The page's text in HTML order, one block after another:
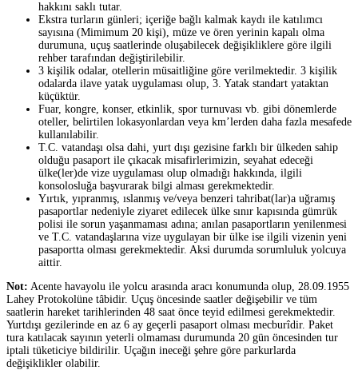
hakkını saklı tutar.
Ekstra turların günleri; içeriğe bağlı kalmak kaydı ile katılımcı
sayısına (Mimimum 20 kişi), müze ve ören yerinin kapalı olma
durumuna, uçuş saatlerinde oluşabilecek değişikliklere göre ilgili
rehber tarafından değiştirilebilir.
3 kişilik odalar, otellerin müsaitliğine göre verilmektedir. 3 kişilik
odalarda ilave yatak uygulaması olup, 3. Yatak standart yataktan
küçüktür.
Fuar, kongre, konser, etkinlik, spor turnuvası vb. gibi dönemlerde
oteller, belirtilen lokasyonlardan veya km’lerden daha fazla mesafede
kullanılabilir.
T.C. vatandaşı olsa dahi, yurt dışı gezisine farklı bir ülkeden sahip
olduğu pasaport ile çıkacak misafirlerimizin, seyahat edeceği
ülke(ler)de vize uygulaması olup olmadığı hakkında, ilgili
konsolosluğa başvurarak bilgi alması gerekmektedir.
Yırtık, yıpranmış, ıslanmış ve/veya benzeri tahribat(lar)a uğramış
pasaportlar nedeniyle ziyaret edilecek ülke sınır kapısında gümrük
polisi ile sorun yaşanmaması adına; anılan pasaportların yenilenmesi
ve T.C. vatandaşlarına vize uygulayan bir ülke ise ilgili vizenin yeni
pasaportta olması gerekmektedir. Aksi durumda sorumluluk yolcuya
aittir.
Not: Acente havayolu ile yolcu arasında aracı konumunda olup, 28.09.1955
Lahey Protokolüne tâbidir. Uçuş öncesinde saatler değişebilir ve tüm
saatlerin hareket tarihlerinden 48 saat önce teyid edilmesi gerekmektedir.
Yurtdışı gezilerinde en az 6 ay geçerli pasaport olması mecburîdir. Paket
tura katılacak sayının yeterli olmaması durumunda 20 gün öncesinden tur
iptali tüketiciye bildirilir. Uçağın ineceği şehre göre parkurlarda
değişiklikler olabilir.